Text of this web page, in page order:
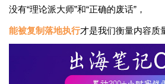
没有“理论派大师”和“正确的废话”，
能被复制落地执行才是我们衡量内容质